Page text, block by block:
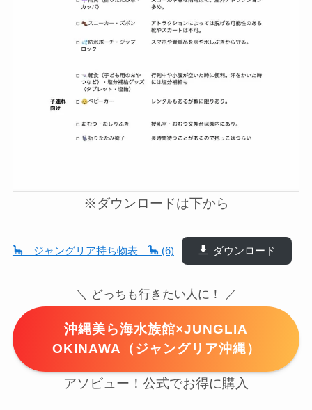
※ダウンロードは下から
🦕 ジャングリア持ち物表 🦕 (6) ダウンロード
＼ どっちも行きたい人に！ ／
沖縄美ら海水族館×JUNGLIA
OKINAWA（ジャングリア沖縄）
アソビュー！公式でお得に購入